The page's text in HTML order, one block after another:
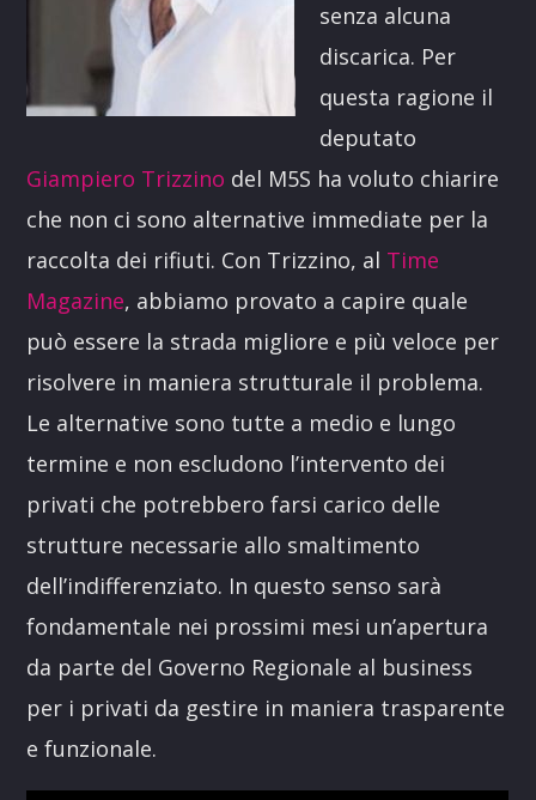
senza alcuna
discarica. Per
questa ragione il
deputato
Giampiero Trizzino del M5S ha voluto chiarire
che non ci sono alternative immediate per la
raccolta dei rifiuti. Con Trizzino, al Time
Magazine, abbiamo provato a capire quale
può essere la strada migliore e più veloce per
risolvere in maniera strutturale il problema.
Le alternative sono tutte a medio e lungo
termine e non escludono l’intervento dei
privati che potrebbero farsi carico delle
strutture necessarie allo smaltimento
dell’indifferenziato. In questo senso sarà
fondamentale nei prossimi mesi un’apertura
da parte del Governo Regionale al business
per i privati da gestire in maniera trasparente
e funzionale.